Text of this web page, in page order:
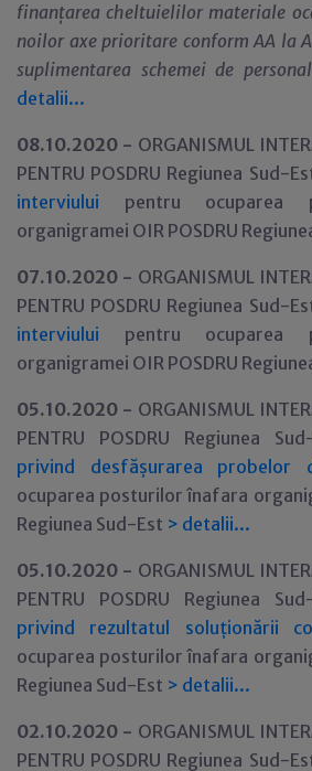
finanțarea cheltuielilor materiale
noilor axe prioritare conform AA la
suplimentarea schemei de
detalii...
08.10.2020 - ORGANISMUL
PENTRU POSDRU Regiunea Sud-
interviului pentru ocuparea
organigramei OIR POSDRU
07.10.2020 - ORGANISMUL
PENTRU POSDRU Regiunea Sud-
interviului pentru ocuparea
organigramei OIR POSDRU
05.10.2020 - ORGANISMUL
PENTRU POSDRU Regiunea
privind desfășurarea probelor
ocuparea posturilor înafara
Regiunea Sud-Est > detalii...
05.10.2020 - ORGANISMUL
PENTRU POSDRU Regiunea
privind rezultatul soluționării
ocuparea posturilor înafara
Regiunea Sud-Est > detalii...
02.10.2020 - ORGANISMUL
PENTRU POSDRU Regiunea Sud-